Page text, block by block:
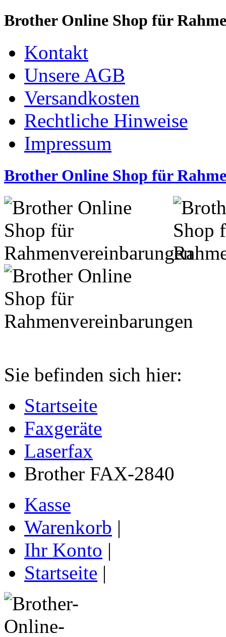
Brother Online Shop für
Kontakt
Unsere AGB
Versandkosten
Rechtliche Hinweise
Impressum
Brother Online Shop für
Sie befinden sich hier:
Startseite
Faxgeräte
Laserfax
Brother FAX-2840
Kasse
Warenkorb |
Ihr Konto |
Startseite |